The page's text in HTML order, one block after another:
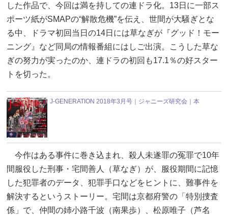
した作品で、今回は満を持しての連ドラ化。13日に一部ス
ポーツ紙がSMAPの“解散危機”を伝え、世間が大騒ぎとな
る中、ドラマ初回当日の14日には草なぎが『グッド！モー
ニング』など同局の情報番組にはしご出演。こうした草な
ぎの努力が実ったのか、連ドラの初回も17.1％の好スター
トを切った。
J-GENERATION 2018年3月号｜ジャニーズ研究会｜本
今作はある事件に巻き込まれ、殺人未遂罪の冤罪で10年
間服役した刑事・宅間善人（草なぎ）が、服役期間に記憶
した犯罪者のデータ、犯罪手口などをヒントに、難事件を
解決するというストーリー。宅間は京都府警の「特別捜査
係」で、仲間の姉小路千波（南果歩）、松原唯子（芦名